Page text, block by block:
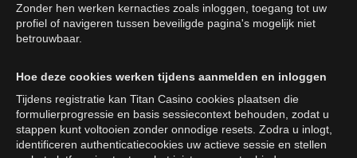
Zonder hen werken kernacties zoals inloggen, toegang tot uw
profiel of navigeren tussen beveiligde pagina's mogelijk niet
betrouwbaar.
Hoe deze cookies werken tijdens aanmelden en inloggen
Tijdens registratie kan Titan Casino cookies plaatsen die
formulierprogressie en basis sessiecontext behouden, zodat u
stappen kunt voltooien zonder onnodige resets. Zodra u inlogt,
identificeren authenticatiecookies uw actieve sessie en stellen